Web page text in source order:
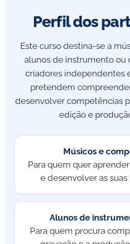
Perfil dos
Este curso destina-se a
alunos de instrumento ou
criadores independentes
pretendem
desenvolver competências
edição e
Músicos e
Para quem quer
e desenvolver as suas
Alunos de
Para quem procura